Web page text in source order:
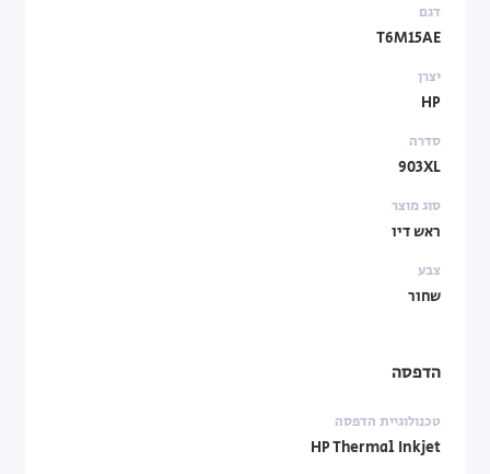
דגם
T6M15AE
יצרן
HP
סדרה
903XL
סוג מוצר
ראש דיו
צבע
שחור
הדפסה
טכנולוגיית הדפסה
HP Thermal Inkjet